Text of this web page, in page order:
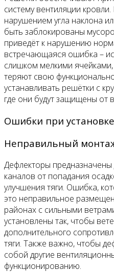
систему вентиляции
нарушением угла наклона
быть заблокированы
приведёт к нарушению
встречающаяся ошибка –
слишком мелкими
теряют свою
устанавливать решётки с
где они будут защищены от
Ошибки при
Неправильный
Дефлекторы
каналов от попадания
улучшения тяги. Ошибка,
это неправильное
районах с сильными
установлены так, чтобы
дополнительного
тяги. Также важно, чтобы
собой другие
функционированию.